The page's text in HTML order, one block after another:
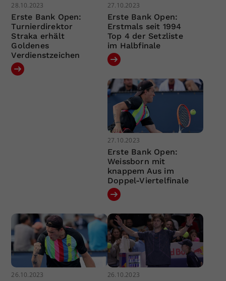
28.10.2023
Erste Bank Open:
Turnierdirektor
Straka erhält
Goldenes
Verdienstzeichen
27.10.2023
Erste Bank Open:
Erstmals seit 1994
Top 4 der Setzliste
im Halbfinale
27.10.2023
Erste Bank Open:
Weissborn mit
knappem Aus im
Doppel-Viertelfinale
26.10.2023 26.10.2023